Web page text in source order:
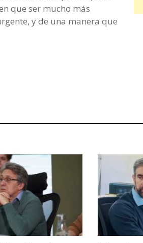
que ser mucho más
y de una manera que